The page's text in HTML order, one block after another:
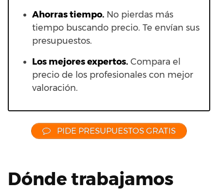
Ahorras tiempo. No pierdas más
tiempo buscando precio. Te envían sus
presupuestos.
Los mejores expertos. Compara el
precio de los profesionales con mejor
valoración.
PIDE PRESUPUESTOS GRATIS
Dónde trabajamos